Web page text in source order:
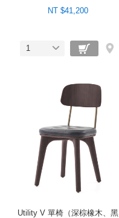
NT $41,200
1
Utility V 單椅（深棕橡木、黑